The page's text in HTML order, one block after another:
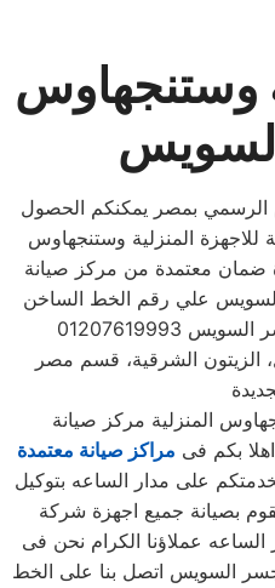
وستنجهاوس
الرسمي بمصر يمكنكم الحصول
للاجهزة المنزلية وستنجهاوس
ضمان معتمدة من مركز صيانة
علي رقم الخط الساخن
الزيتون الشرقية، قسم مصر
المنزلية مركز صيانة
بكم فى مراكز صيانة معتمدة
على مدار الساعه بتوكيل
بصيانة جميع اجهزة شركة
عملاؤنا الكرام نحن فى
السويس اتصل بنا على الخط